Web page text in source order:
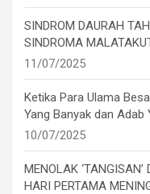
SINDROM DAURAH
SINDROMA
11/07/2025
Ketika Para Ulama
Yang Banyak dan Adab
10/07/2025
MENOLAK
HARI PERTAMA